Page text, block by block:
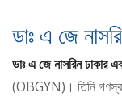
ডাঃ এ জে
ডাঃ এ জে নাসরিন ঢাকার
(OBGYN)। তিনি